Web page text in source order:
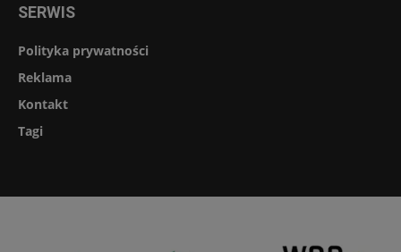
SERWIS
Polityka prywatności
Reklama
Kontakt
Tagi